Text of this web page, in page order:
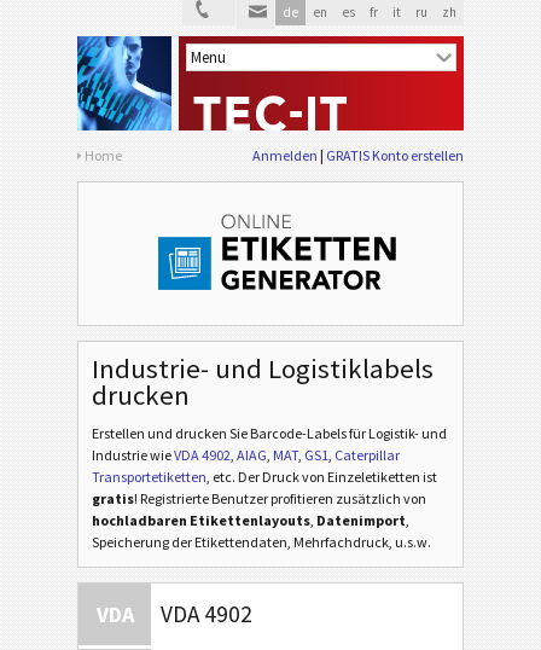
de en es fr it ru zh
Home Anmelden GRATIS Konto erstellen
Industrie- und Logistiklabels
drucken
Erstellen und drucken Sie Barcode-Labels für Logistik- und
IndustriewieVDA 4902, AIAG, MAT, GS1, Caterpillar
Transportetiketten, etc. Der Druck von Einzeletiketten ist
gratis! Registrierte Benutzer profitieren zusätzlich von
hochladbaren Etikettenlayouts, Datenimport,
Speicherung der Etikettendaten, Mehrfachdruck, u.s.w.
VDA VDA 4902